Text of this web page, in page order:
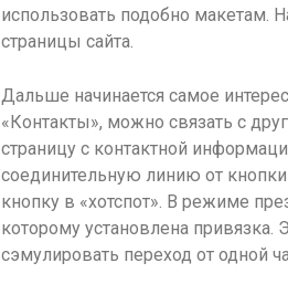
использовать подобно
страницы сайта.
Дальше начинается самое
«Контакты», можно связать с
страницу с контактной
соединительную линию от
кнопку в «хотспот». В режиме
которому установлена
сэмулировать переход от одной